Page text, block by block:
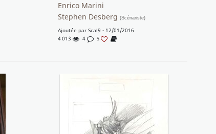
Enrico Marini
Stephen Desberg (Scénariste)
Ajoutée par Scal9 - 12/01/2016
4 013
4 5